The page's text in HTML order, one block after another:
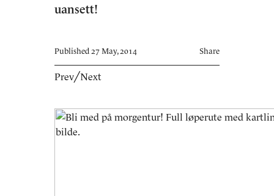
uansett!
Published 27 May, 2014 Share
Prev╱Next